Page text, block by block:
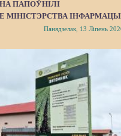
ПАПОЎНІЛІ
МІНІСТЭРСТВА
Панядзелак, 13 Ліпень